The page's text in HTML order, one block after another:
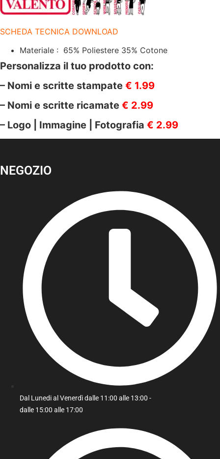
70
CM
VALENTO
CABERNET
quantità
SCHEDA TECNICA DOWNLOAD
Materiale : 65% Poliestere 35% Cotone
Personalizza il tuo prodotto con:
– Nomi e scritte stampate € 1.99
– Nomi e scritte ricamate € 2.99
– Logo | Immagine | Fotografia € 2.99
NEGOZIO
Dal Lunedi al Venerdì dalle 11:00 alle 13:00 -
dalle 15:00 alle 17:00